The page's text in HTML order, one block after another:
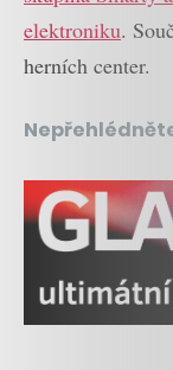
elektroniku.
herních center.